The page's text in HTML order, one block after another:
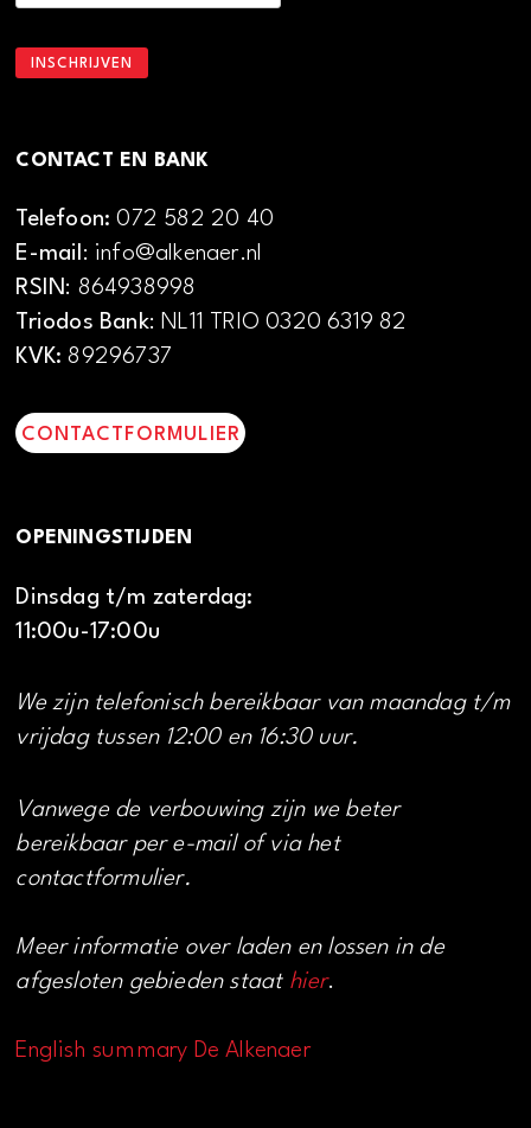
CONTACT EN BANK
Telefoon:072 582 20 40
E-mail: info@alkenaer.nl
RSIN: 864938998
Triodos Bank: NL11 TRIO 0320 6319 82
KVK: 89296737
CONTACTFORMULIER
OPENINGSTIJDEN
Dinsdag t/m zaterdag:
11:00u-17:00u
We zijn telefonisch bereikbaar van maandag t/m
vrijdag tussen 12:00 en 16:30 uur.
Vanwege de verbouwing zijn we beter
bereikbaar per e-mail of via het
contactformulier.
Meer informatie over laden en lossen in de
afgesloten gebieden staat hier.
English summary De Alkenaer